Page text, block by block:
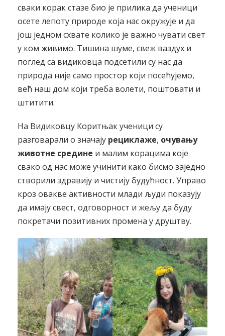
сваки корак стазе био је прилика да ученици
осете лепоту природе која нас окружује и да
још једном схвате колико је важно чувати свет
у ком живимо. Тишина шуме, свеж ваздух и
поглед са видиковца подсетили су нас да
природа није само простор који посећујемо,
већ наш дом који треба волети, поштовати и
штитити.
На Видиковцу Коритњак ученици су
разговарали о значају рециклаже, очувању
животне средине и малим корацима које
свако од нас може учинити како бисмо заједно
створили здравију и чистију будућност. Управо
кроз овакве активности млади људи показују
да имају свест, одговорност и жељу да буду
покретачи позитивних промена у друштву.